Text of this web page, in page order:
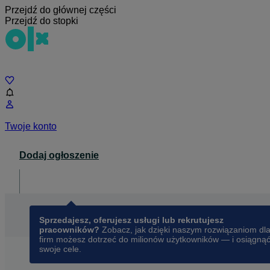
Przejdź do głównej części
Przejdź do stopki
Twoje konto
Dodaj ogłoszenie
Sprzedajesz, oferujesz usługi lub rekrutujesz
pracowników? Zobacz, jak dzięki naszym rozwiązaniom dla
firm możesz dotrzeć do milionów użytkowników — i osiągnąć
swoje cele.